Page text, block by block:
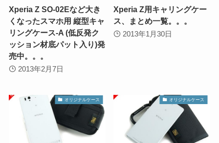
Xperia Z SO-02Eなど大き
くなったスマホ用 縦型キャ
リングケース-A (低反発ク
ッション材底パット入り)発
売中。。。
2013年2月7日
Xperia Z用キャリングケー
ス、まとめ一覧。。。
2013年1月30日
オリジナルケース オリジナルケース